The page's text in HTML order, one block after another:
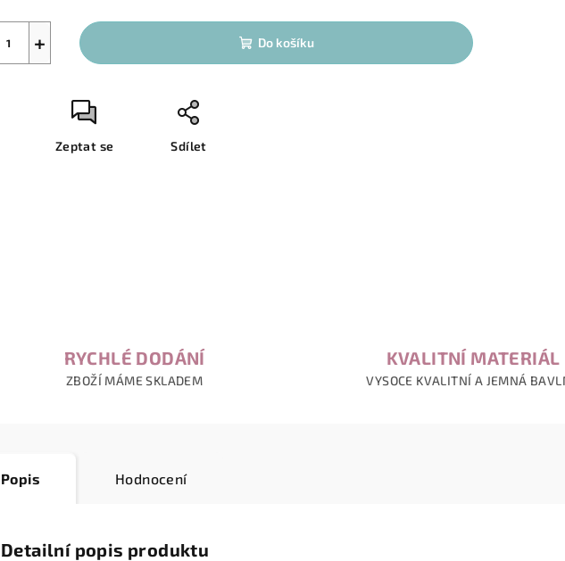
+ Do košíku
Zeptat se Sdílet
RYCHLÉ DODÁNÍ
ZBOŽÍ MÁME SKLADEM
KVALITNÍ MATERIÁL
VYSOCE KVALITNÍ A JEMNÁ
Popis Hodnocení
Detailní popis produktu